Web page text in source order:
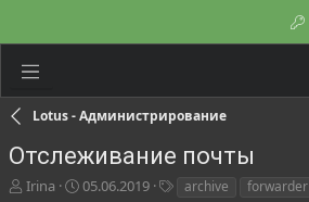
Lotus - Администрирование
Отслеживание почты
А
Irina
Д
05.06.2019 archive forwarder